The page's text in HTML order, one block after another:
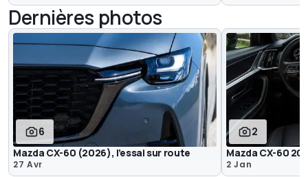
Dernières photos
6
Mazda CX-60 (2026), l’essai sur route
27 Avr
2
Mazda CX-60
2 Jan